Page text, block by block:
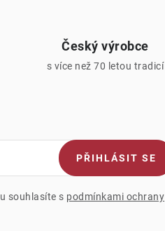
Český výrobce
s více než 70 letou tradicí
souhlasíte s podmínkami ochrany
PŘIHLÁSIT SE